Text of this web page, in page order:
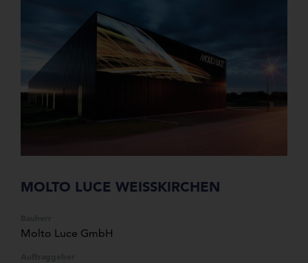
MOLTO LUCE WEISSKIRCHEN
Molto Luce GmbH